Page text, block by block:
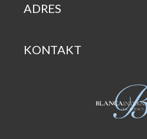
ADRES
KONTAKT